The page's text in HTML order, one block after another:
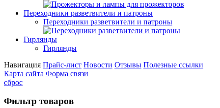
Переходники разветвители и патроны
Переходники разветвители и патроны
Гирлянды
Гирлянды
Навигация Прайс-лист Новости Отзывы Полезные ссылки
Карта сайта Форма связи
сброс
Фильтр товаров